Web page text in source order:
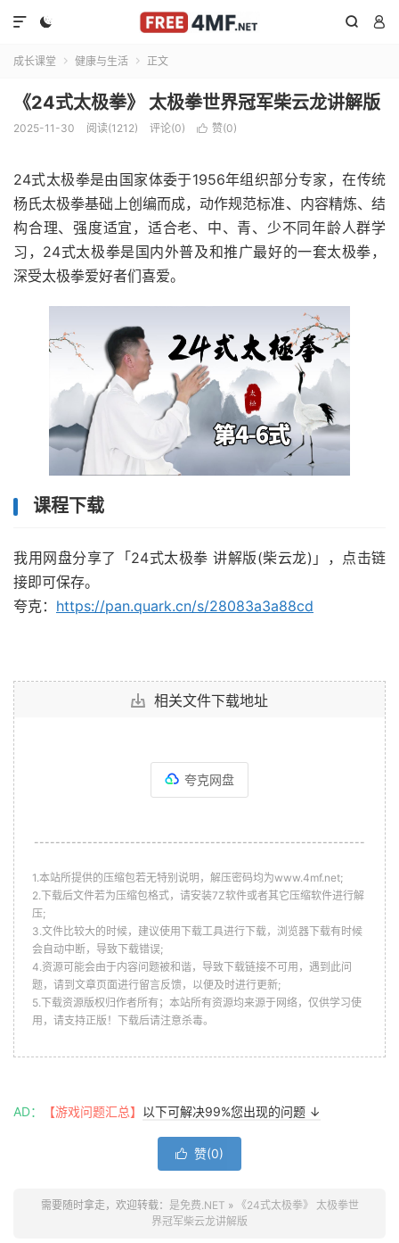
  

成长课堂  健康与生活  正文
《24式太极拳》 太极拳世界冠军柴云龙讲解版
2025-11-30 阅读(1212) 评论(0)  赞(0)
24式太极拳是由国家体委于1956年组织部分专家，在传统
杨氏太极拳基础上创编而成，动作规范标准、内容精炼、结
构合理、强度适宜，适合老、中、青、少不同年龄人群学
习，24式太极拳是国内外普及和推广最好的一套太极拳，
深受太极拳爱好者们喜爱。
课程下载
我用网盘分享了「24式太极拳 讲解版(柴云龙)」，点击链
接即可保存。
夸克： https://pan.quark.cn/s/28083a3a88cd
相关文件下载地址
夸克网盘
--------------------------------------------------------------
1.本站所提供的压缩包若无特别说明，解压密码均为www.4mf.net;
2.下载后文件若为压缩包格式，请安装7Z软件或者其它压缩软件进行解
压;
3.文件比较大的时候，建议使用下载工具进行下载，浏览器下载有时候
会自动中断，导致下载错误;
4.资源可能会由于内容问题被和谐，导致下载链接不可用，遇到此问
题，请到文章页面进行留言反馈，以便及时进行更新;
5.下载资源版权归作者所有；本站所有资源均来源于网络，仅供学习使
用，请支持正版！下载后请注意杀毒。
AD： 【游戏问题汇总】 以下可解决99%您出现的问题 ↓
 赞(0)
需要随时拿走，欢迎转载： 是免费.NET » 《24式太极拳》 太极拳世
界冠军柴云龙讲解版